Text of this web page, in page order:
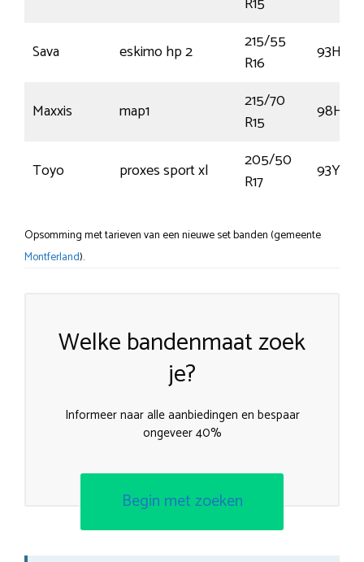
Sava eskimo hp 2
215/55
R16
93H
Maxxis map1
215/70
R15
98H
Toyo proxes sport xl
205/50
R17
93Y
Opsomming met tarieven van een nieuwe set banden (gemeente
Montferland).
Welke bandenmaat zoek
je?
Informeer naar alle aanbiedingen en bespaar
ongeveer 40%
Begin met zoeken